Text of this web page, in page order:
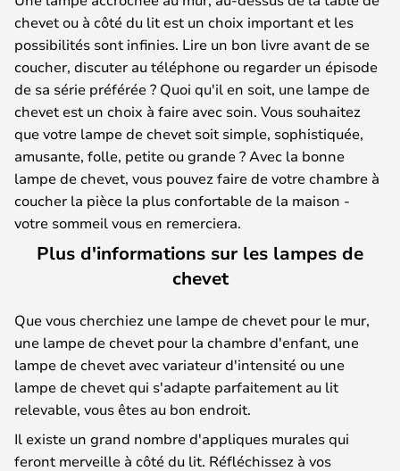
chevet ou à côté du lit est un choix important et les
possibilités sont infinies. Lire un bon livre avant de se
coucher, discuter au téléphone ou regarder un épisode
de sa série préférée ? Quoi qu'il en soit, une lampe de
chevet est un choix à faire avec soin. Vous souhaitez
que votre lampe de chevet soit simple, sophistiquée,
amusante, folle, petite ou grande ? Avec la bonne
lampe de chevet, vous pouvez faire de votre chambre à
coucher la pièce la plus confortable de la maison -
votre sommeil vous en remerciera.
Plus d'informations sur les lampes de
chevet
Que vous cherchiez une lampe de chevet pour le mur,
une lampe de chevet pour la chambre d'enfant, une
lampe de chevet avec variateur d'intensité ou une
lampe de chevet qui s'adapte parfaitement au lit
relevable, vous êtes au bon endroit.
Il existe un grand nombre d'appliques murales qui
feront merveille à côté du lit. Réfléchissez à vos